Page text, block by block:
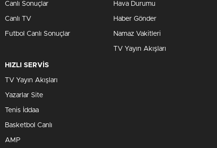
Canlı Sonuçlar
Canlı TV
Futbol Canlı Sonuçlar
Hava Durumu
Haber Gönder
Namaz Vakitleri
TV Yayın Akışları
HIZLI SERVİS
TV Yayın Akışları
Yazarlar Site
Tenis İddaa
Basketbol Canlı
AMP